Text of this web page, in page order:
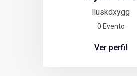
lluskdxygg
0 Evento
Ver perfil